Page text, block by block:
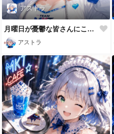
アストラ
月曜日が憂鬱な皆さんにこの手話を送ります💕
アストラ